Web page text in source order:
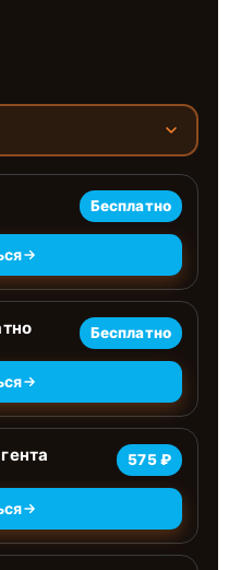
Бесплатно
Бесплатно
575 ₽